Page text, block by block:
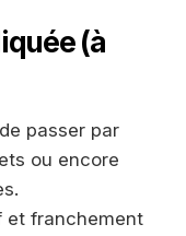
(à
passer par
ou encore
et franchement